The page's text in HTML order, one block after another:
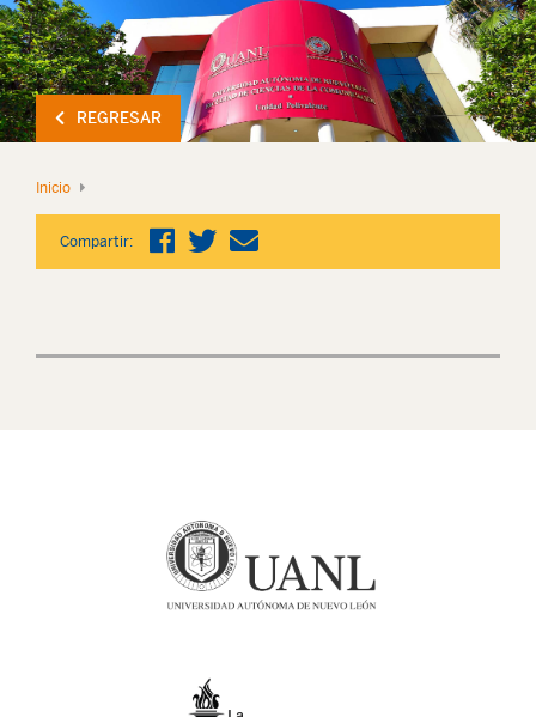
REGRESAR
Inicio
Compartir: